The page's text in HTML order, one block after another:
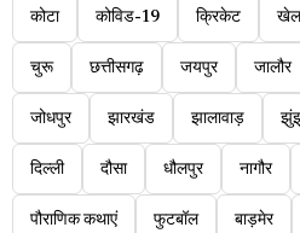
कोटा कोविड-19 क्रिकेट खेल
चुरू छत्तीसगढ़ जयपुर जालौर
जोधपुर झारखंड झालावाड़
दिल्ली दौसा धौलपुर नागौर
पौराणिक कथाएं फुटबॉल बाड़मेर